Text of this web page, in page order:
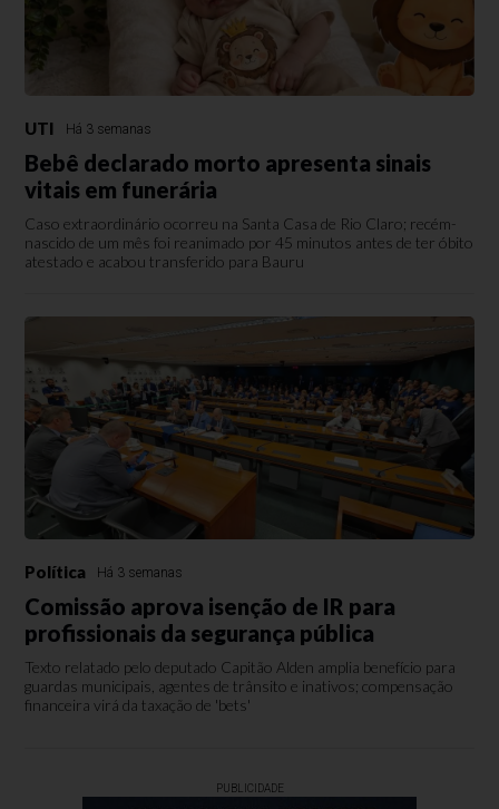
UTI Há 3 semanas
Bebê declarado morto apresenta sinais
vitais em funerária
Caso extraordinário ocorreu na Santa Casa de Rio Claro; recém-
nascido de um mês foi reanimado por 45 minutos antes de ter óbito
atestado e acabou transferido para Bauru
Política Há 3 semanas
Comissão aprova isenção de IR para
profissionais da segurança pública
Texto relatado pelo deputado Capitão Alden amplia benefício para
guardas municipais, agentes de trânsito e inativos; compensação
financeira virá da taxação de 'bets'
PUBLICIDADE